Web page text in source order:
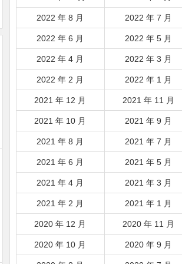
2022 年 8 月 2022 年 7 月
2022 年 6 月 2022 年 5 月
2022 年 4 月 2022 年 3 月
2022 年 2 月 2022 年 1 月
2021 年 12 月 2021 年 11 月
2021 年 10 月 2021 年 9 月
2021 年 8 月 2021 年 7 月
2021 年 6 月 2021 年 5 月
2021 年 4 月 2021 年 3 月
2021 年 2 月 2021 年 1 月
2020 年 12 月 2020 年 11 月
2020 年 10 月 2020 年 9 月